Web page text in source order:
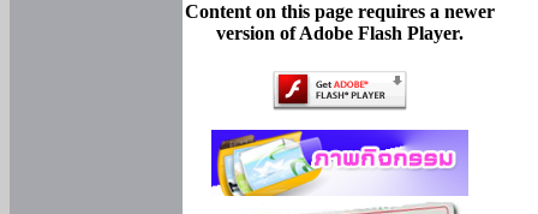
Content on this page requires a newer
version of Adobe Flash Player.